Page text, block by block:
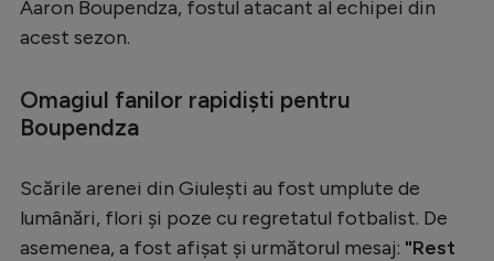
Ligue 1
Starurile fotbalului
Stranieri
Clasamente
Aaron Boupendza, fostul atacant al echipei din
acest sezon.
Omagiul fanilor rapidiști pentru
Boupendza
Scările arenei din Giulești au fost umplute de
lumânări, flori și poze cu regretatul fotbalist. De
asemenea, a fost afișat și următorul mesaj: "Rest